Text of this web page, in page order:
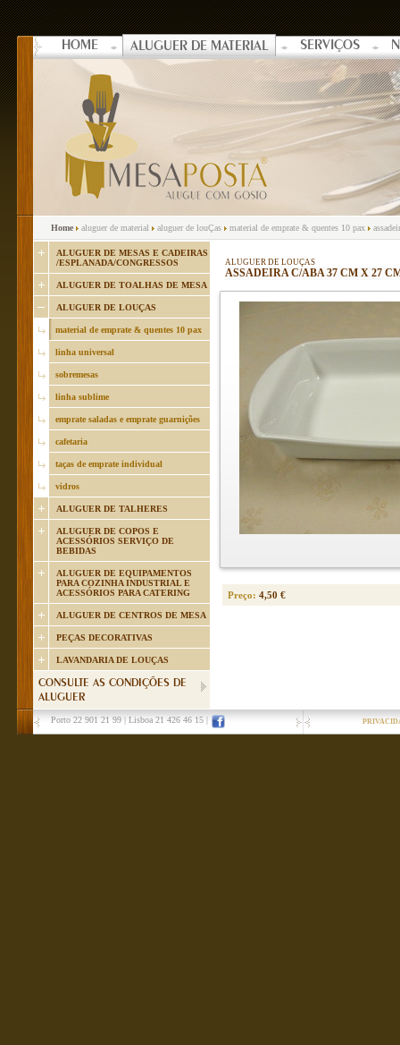
HOME ALUGUER DE MATERIAL SERVIÇOS
Home aluguer de material aluguer de louÇas material de emprate & quentes 10 pax
ALUGUER DE MESAS E CADEIRAS
/ESPLANADA/CONGRESSOS
ALUGUER DE TOALHAS DE MESA
ALUGUER DE LOUÇAS
material de emprate & quentes 10 pax
linha universal
sobremesas
linha sublime
emprate saladas e emprate guarnições
cafetaria
taças de emprate individual
vidros
ALUGUER DE TALHERES
ALUGUER DE COPOS E
ACESSÓRIOS SERVIÇO DE
BEBIDAS
ALUGUER DE EQUIPAMENTOS
PARA COZINHA INDUSTRIAL E
ACESSÓRIOS PARA CATERING
ALUGUER DE CENTROS DE MESA
PEÇAS DECORATIVAS
LAVANDARIA DE LOUÇAS
CONSULTE AS CONDIÇÕES DE
ALUGUER
ALUGUER DE LOUÇAS
ASSADEIRA C/ABA 37 CM X 27
Preço: 4,50 €
Porto 22 901 21 99 Lisboa 21 426 46 15